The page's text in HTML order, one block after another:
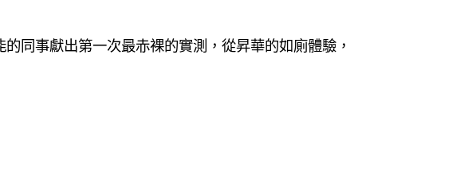
同事獻出第一次最赤裸的實測，從昇華的如廁體驗，